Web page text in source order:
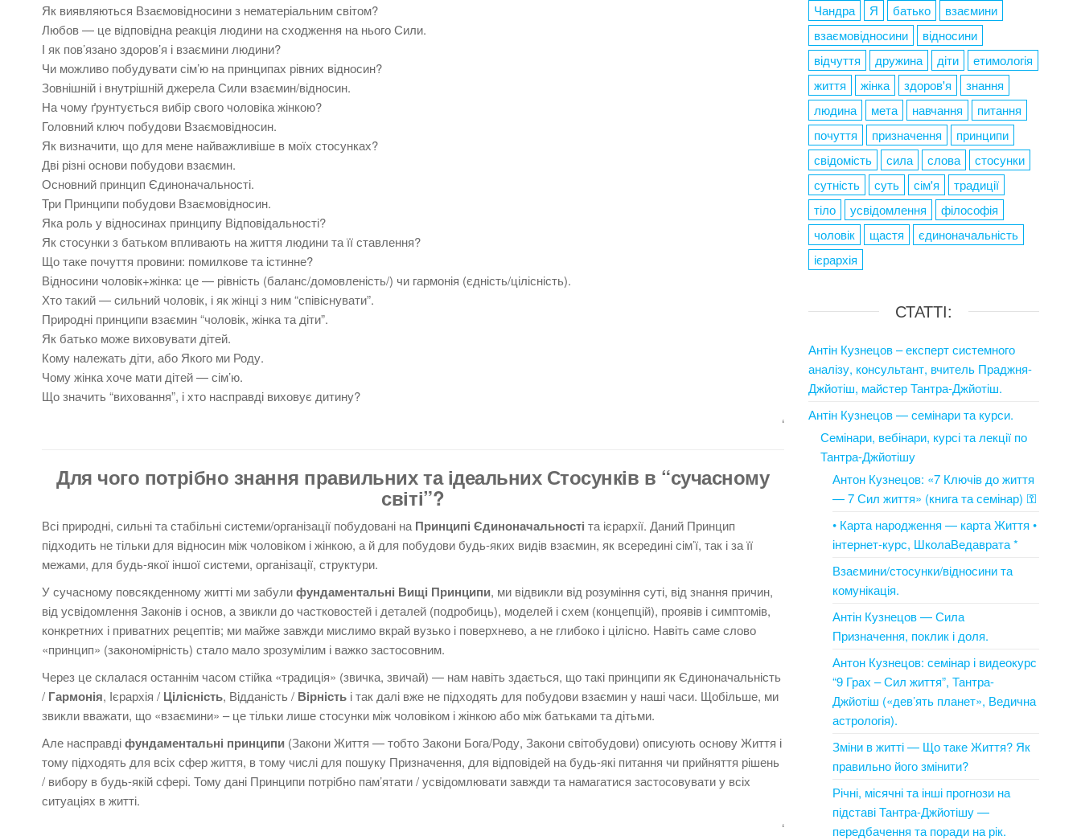
Як виявляються Взаємовідносини з нематеріальним світом?
Любов — це відповідна реакція людини на сходження на нього Сили.
І як пов’язано здоров’я і взаємини людини?
Чи можливо побудувати сім’ю на принципах рівних відносин?
Зовнішній і внутрішній джерела Сили взаємин/відносин.
На чому ґрунтується вибір свого чоловіка жінкою?
Головний ключ побудови Взаємовідносин.
Як визначити, що для мене найважливіше в моїх стосунках?
Дві різні основи побудови взаємин.
Основний принцип Єдиноначальності.
Три Принципи побудови Взаємовідносин.
Яка роль у відносинах принципу Відповідальності?
Як стосунки з батьком впливають на життя людини та її ставлення?
Що таке почуття провини: помилкове та істинне?
Відносини чоловік+жінка: це — рівність (баланс/домовленість/) чи гармонія (єдність/цілісність).
Хто такий — сильний чоловік, і як жінці з ним “співіснувати”.
Природні принципи взаємин “чоловік, жінка та діти”.
Як батько може виховувати дітей.
Кому належать діти, або Якого ми Роду.
Чому жінка хоче мати дітей — сім’ю.
Що значить “виховання”, і хто насправді виховує дитину?
‘
Для чого потрібно знання правильних та ідеальних Стосунків в “сучасному
світі”?
Всі природні, сильні та стабільні системи/організації побудовані на Принципі Єдиноначальності та ієрархії. Даний Принцип
підходить не тільки для відносин між чоловіком і жінкою, а й для побудови будь-яких видів взаємин, як всередині сім’ї, так і за її
межами, для будь-якої іншої системи, організації, структури.
У сучасному повсякденному житті ми забулифундаментальні Вищі Принципи, ми відвикли від розуміння суті, від знання причин,
від усвідомлення Законів і основ, а звикли до частковостей і деталей (подробиць), моделей і схем (концепцій), проявів і симптомів,
конкретних і приватних рецептів; ми майже завжди мислимо вкрай вузько і поверхнево, а не глибоко і цілісно. Навіть саме слово
«принцип» (закономірність) стало мало зрозумілим і важко застосовним.
Через це склалася останнім часом стійка «традиція» (звичка, звичай) — нам навіть здається, що такі принципи як Єдиноначальність
/ Гармонія, Ієрархія / Цілісність, Відданість / Вірність і так далі вже не підходять для побудови взаємин у наші часи. Щобільше, ми
звикли вважати, що «взаємини» – це тільки лише стосунки між чоловіком і жінкою або між батьками та дітьми.
Але насправдіфундаментальні принципи (Закони Життя — тобто Закони Бога/Роду, Закони світобудови) описують основу Життя і
тому підходять для всіх сфер життя, в тому числі для пошуку Призначення, для відповідей на будь-які питання чи прийняття рішень
/ вибору в будь-якій сфері. Тому дані Принципи потрібно пам’ятати / усвідомлювати завжди та намагатися застосовувати у всіх
ситуаціях в житті.
‘
Чандра
Я батько
взаємини
взаємовідносини
відносини
відчуття
дружина діти
етимологія
життя
жінка здоров'я
знання
людина
мета навчання
питання
почуття
призначення
принципи
свідомість
сила слова
стосунки
сутність
суть сім'я
традиції
тіло
усвідомлення
філософія
чоловік
щастя
єдиноначальність
ієрархія
СТАТТІ:
Антін Кузнецов – експерт системного
аналізу, консультант, вчитель Праджня-
Джйотіш, майстер Тантра-Джйотіш.
Антін Кузнецов — семінари та курси.
Семінари, вебінари, курсі та лекції по
Тантра-Джйотішу
Антон Кузнецов: «7 Ключів до життя
— 7 Сил життя» (книга та семінар) ⚿
• Карта народження — карта Життя •
інтернет-курс, ШколаВедаврата *
Взаємини/стосунки/відносини та
комунікація.
Антін Кузнецов — Сила
Призначення, поклик і доля.
Антон Кузнецов: семінар і видеокурс
“9 Грах – Сил життя”, Тантра-
Джйотіш («дев’ять планет», Ведична
астрологія).
Зміни в житті — Що таке Життя? Як
правильно його змінити?
Річні, місячні та інші прогнози на
підставі Тантра-Джйотішу —
передбачення та поради на рік.